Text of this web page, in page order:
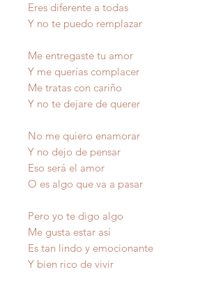
Eres diferente a todas
Y no te puedo remplazar
Me entregaste tu amor
Y me querías complacer
Me tratas con cariño
Y no te dejare de querer
No me quiero enamorar
Y no dejo de pensar
Eso será el amor
O es algo que va a pasar
Pero yo te digo algo
Me gusta estar así
Es tan lindo y emocionante
Y bien rico de vivir